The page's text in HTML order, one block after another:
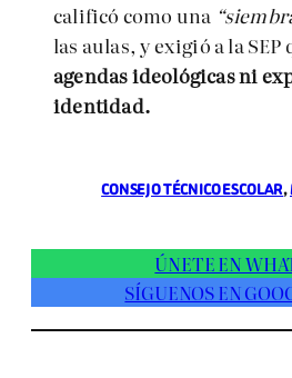
calificó como una
las aulas, y exigió a la SEP
agendas ideológicas ni
identidad.
CONSEJO TÉCNICO ESCOLAR,
ÚNETE EN
SÍGUENOS EN